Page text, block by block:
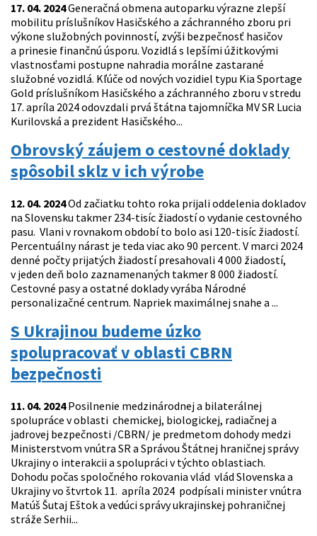
17. 04. 2024Generačná obmena autoparku výrazne zlepší
mobilitu príslušníkov Hasičského a záchranného zboru pri
výkone služobných povinností, zvýši bezpečnosť hasičov
a prinesie finančnú úsporu. Vozidlá s lepšími úžitkovými
vlastnosťami postupne nahradia morálne zastarané
služobné vozidlá. Kľúče od nových vozidiel typu Kia Sportage
Gold príslušníkom Hasičského a záchranného zboru v stredu
17. apríla 2024 odovzdali prvá štátna tajomníčka MV SR Lucia
Kurilovská a prezident Hasičského...
Obrovský záujem o cestovné doklady
spôsobil sklz v ich výrobe
12. 04. 2024Od začiatku tohto roka prijali oddelenia dokladov
na Slovensku takmer 234-tisíc žiadostí o vydanie cestovného
pasu. Vlani v rovnakom období to bolo asi 120-tisíc žiadostí.
Percentuálny nárast je teda viac ako 90 percent. V marci 2024
denné počty prijatých žiadostí presahovali 4 000 žiadostí,
v jeden deň bolo zaznamenaných takmer 8 000 žiadostí.
Cestovné pasy a ostatné doklady vyrába Národné
personalizačné centrum. Napriek maximálnej snahe a ...
S Ukrajinou budeme úzko
spolupracovať v oblasti CBRN
bezpečnosti
11. 04. 2024Posilnenie medzinárodnej a bilaterálnej
spolupráce v oblasti chemickej, biologickej, radiačnej a
jadrovej bezpečnosti /CBRN/ je predmetom dohody medzi
Ministerstvom vnútra SR a Správou Štátnej hraničnej správy
Ukrajiny o interakcii a spolupráci v týchto oblastiach.
Dohodu počas spoločného rokovania vlád vlád Slovenska a
Ukrajiny vo štvrtok 11. apríla 2024 podpísali minister vnútra
Matúš Šutaj Eštok a vedúci správy ukrajinskej pohraničnej
stráže Serhii...